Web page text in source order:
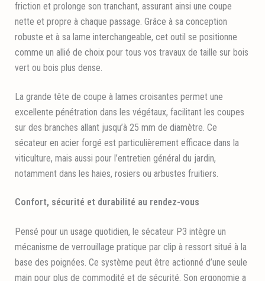
friction et prolonge son tranchant, assurant ainsi une coupe
nette et propre à chaque passage. Grâce à sa conception
robuste et à sa lame interchangeable, cet outil se positionne
comme un allié de choix pour tous vos travaux de taille sur bois
vert ou bois plus dense.
La grande tête de coupe à lames croisantes permet une
excellente pénétration dans les végétaux, facilitant les coupes
sur des branches allant jusqu’à 25 mm de diamètre. Ce
sécateur en acier forgé est particulièrement efficace dans la
viticulture, mais aussi pour l’entretien général du jardin,
notamment dans les haies, rosiers ou arbustes fruitiers.
Confort, sécurité et durabilité au rendez-vous
Pensé pour un usage quotidien, le sécateur P3 intègre un
mécanisme de verrouillage pratique par clip à ressort situé à la
base des poignées. Ce système peut être actionné d’une seule
main pour plus de commodité et de sécurité. Son ergonomie a